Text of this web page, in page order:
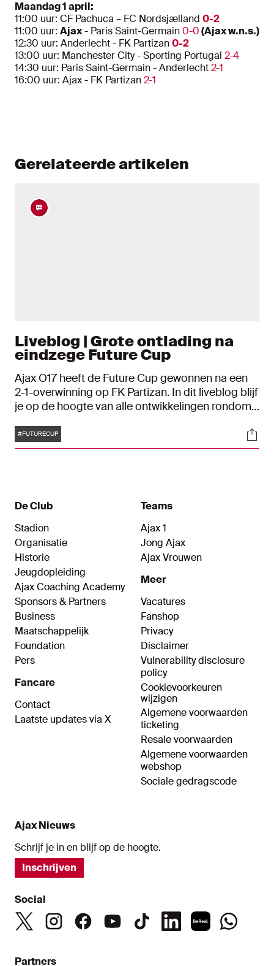
Maandag 1 april:
11:00 uur: CF Pachuca – FC Nordsjælland 0-2
11:00 uur: Ajax- Paris Saint-Germain0-0(Ajax w.n.s.)
12:30 uur: Anderlecht - FK Partizan0-2
13:00 uur: Manchester City - Sporting Portugal 2-4
14:30 uur: Paris Saint-Germain - Anderlecht2-1
16:00 uur: Ajax - FK Partizan2-1
Gerelateerde artikelen
Liveblog | Grote ontlading na
eindzege Future Cup
Ajax O17 heeft de Future Cup gewonnen na een
2-1-overwinning op FK Partizan. In dit liveblog blijf
je op de hoogte van alle ontwikkelingen rondom
Tags
#FUTURECUP
De Club
Stadion
Organisatie
Historie
Jeugdopleiding
Ajax Coaching Academy
Sponsors & Partners
Business
Maatschappelijk
Foundation
Pers
Fancare
Contact
Laatste updates via X
Teams
Ajax 1
Jong Ajax
Ajax Vrouwen
Meer
Vacatures
Fanshop
Privacy
Disclaimer
Vulnerability disclosure
policy
Cookievoorkeuren
wijzigen
Algemene voorwaarden
ticketing
Resale voorwaarden
Algemene voorwaarden
webshop
Sociale gedragscode
Ajax Nieuws
Schrijf je in en blijf op de hoogte.
Inschrijven
Social
Partners